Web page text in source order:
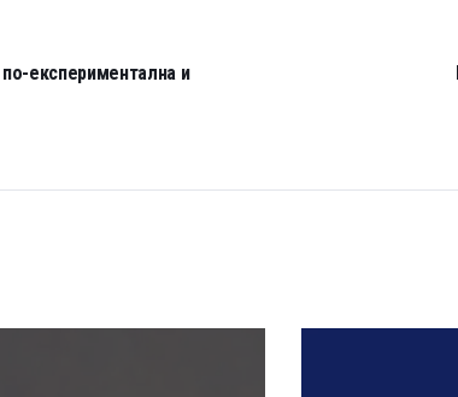
експериментална и